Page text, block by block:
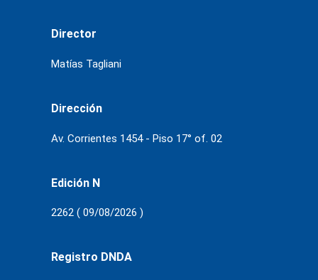
Director
Matías Tagliani
Dirección
Av. Corrientes 1454 - Piso 17° of. 02
Edición N
2262 ( 09/08/2026 )
Registro DNDA